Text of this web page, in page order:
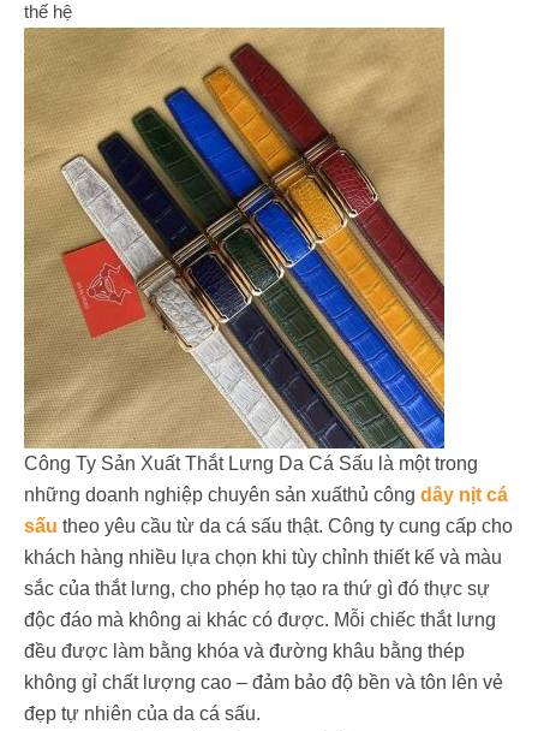
thế hệ
Công Ty Sản Xuất Thắt Lưng Da Cá Sấu là một trong
những doanh nghiệp chuyên sản xuấthủ công dây nịt cá
sấu theo yêu cầu từ da cá sấu thật. Công ty cung cấp cho
khách hàng nhiều lựa chọn khi tùy chỉnh thiết kế và màu
sắc của thắt lưng, cho phép họ tạo ra thứ gì đó thực sự
độc đáo mà không ai khác có được. Mỗi chiếc thắt lưng
đều được làm bằng khóa và đường khâu bằng thép
không gỉ chất lượng cao – đảm bảo độ bền và tôn lên vẻ
đẹp tự nhiên của da cá sấu.